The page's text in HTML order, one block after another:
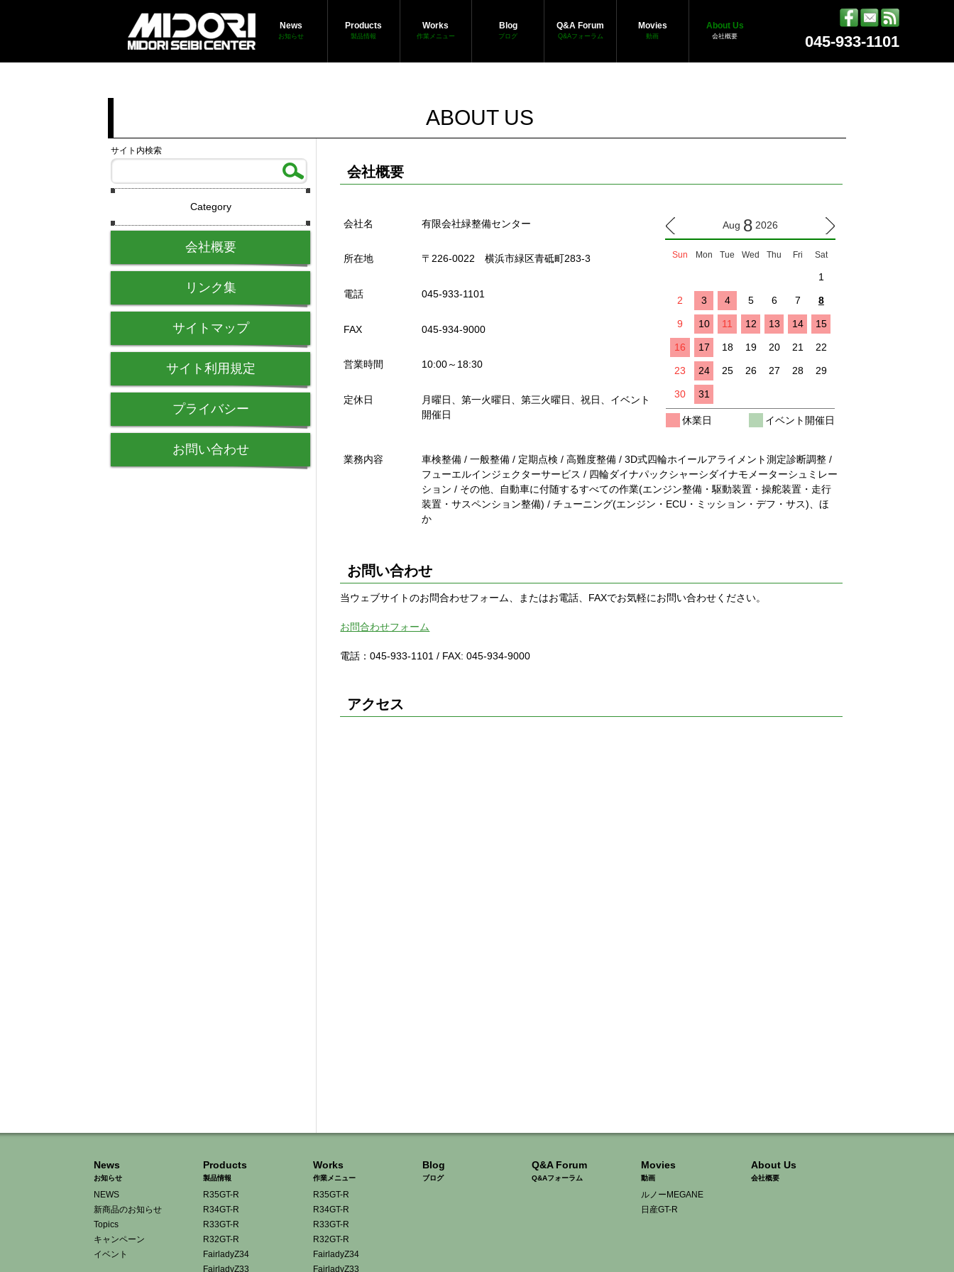
News
お知らせ
Products
製品情報
Works
作業メニュー
Blog
ブログ
Q&A Forum
Q&Aフォーラム
Movies
動画
About Us
会社概要 045-933-1101
ABOUT US
会社概要
会社名 有限会社緑整備センター Aug 8 2026
Sun Mon Tue Wed Thu Fri Sat
1
2 3 4 5 6 7 8
9 10 11 12 13 14 15
16 17 18 19 20 21 22
23 24 25 26 27 28 29
30 31
休業日 イベント開催日
所在地 〒226-0022 横浜市緑区青砥町283-3
電話 045-933-1101
FAX 045-934-9000
営業時間 10:00～18:30
定休日
月曜日、第一火曜日、第三火曜日、祝日、イベント
開催日
業務内容
車検整備 / 一般整備 / 定期点検 / 高難度整備 / 3D式四輪ホイールアライメント測定診断調整 /
フューエルインジェクターサービス / 四輪ダイナパックシャーシダイナモメーターシュミレー
ション / その他、自動車に付随するすべての作業(エンジン整備・駆動装置・操舵装置・走行
装置・サスペンション整備) / チューニング(エンジン・ECU・ミッション・デフ・サス)、ほ
か
お問い合わせ
当ウェブサイトのお問合わせフォーム、またはお電話、FAXでお気軽にお問い合わせください。
お問合わせフォーム
電話：045-933-1101 / FAX: 045-934-9000
アクセス
サイト内検索
Category
会社概要
リンク集
サイトマップ
サイト利用規定
プライバシー
お問い合わせ
News
お知らせ
NEWS
新商品のお知らせ
Topics
キャンペーン
イベント
Products
製品情報
R35GT-R
R34GT-R
R33GT-R
R32GT-R
FairladyZ34
FairladyZ33
Works
作業メニュー
R35GT-R
R34GT-R
R33GT-R
R32GT-R
FairladyZ34
FairladyZ33
Blog
ブログ
Q&A Forum
Q&Aフォーラム
Movies
動画
ルノーMEGANE
日産GT-R
About Us
会社概要